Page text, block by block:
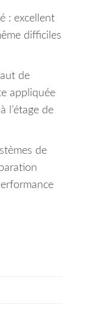
: excellent
difficiles
de
appliquée
l’étage de
de